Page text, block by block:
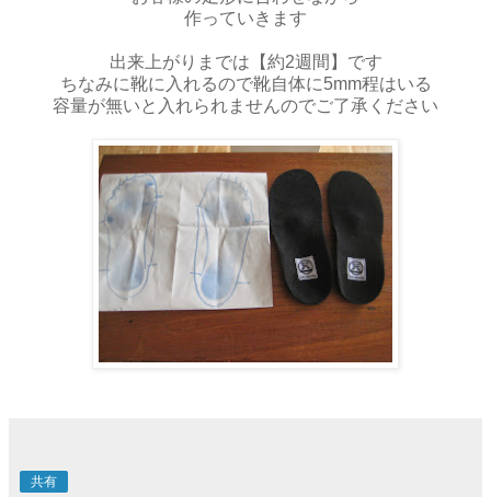
作っていきます
出来上がりまでは【約2週間】です
ちなみに靴に入れるので靴自体に5mm程はいる
容量が無いと入れられませんのでご了承ください
共有